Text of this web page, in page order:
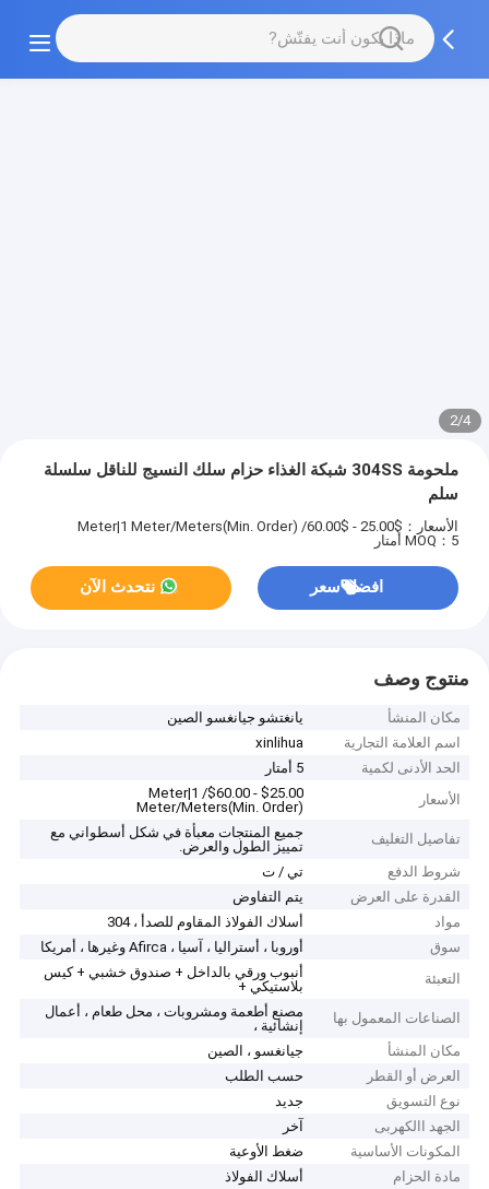
2/4
ملحومة 304SS شبكة الغذاء حزام سلك النسيج للناقل سلسلة
سلم
الأسعار：$25.00 - $60.00/ Meter|1 Meter/Meters(Min. Order)
MOQ：5 أمتار
افضل سعر نتحدث الآن
منتوج وصف
مكان المنشأ
يانغتشو جيانغسو الصين
اسم العلامة التجارية
xinlihua
الحد الأدنى لكمية
5 أمتار
الأسعار
$25.00 - $60.00/ Meter|1
Meter/Meters(Min. Order)
تفاصيل التغليف
جميع المنتجات معبأة في شكل أسطواني مع
تمييز الطول والعرض.
شروط الدفع
تي / ت
القدرة على العرض
يتم التفاوض
مواد
أسلاك الفولاذ المقاوم للصدأ ، 304
سوق
أوروبا ، أستراليا ، آسيا ، Afirca وغيرها ، أمريكا
التعبئة
أنبوب ورقي بالداخل + صندوق خشبي + كيس
بلاستيكي +
الصناعات المعمول بها
مصنع أطعمة ومشروبات ، محل طعام ، أعمال
إنشائية ،
مكان المنشأ
جيانغسو ، الصين
العرض أو القطر
حسب الطلب
نوع التسويق
جديد
الجهد االكهربى
آخر
المكونات الأساسية
ضغط الأوعية
مادة الحزام
أسلاك الفولاذ